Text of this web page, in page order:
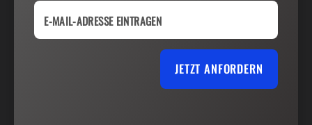
JETZT ANFORDERN